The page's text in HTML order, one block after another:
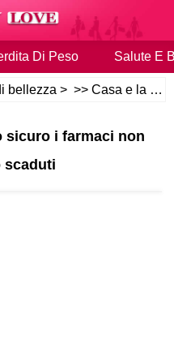
Di Peso Salute E
bellezza > >>Casa e la famiglia
sicuro i farmaci non
scaduti